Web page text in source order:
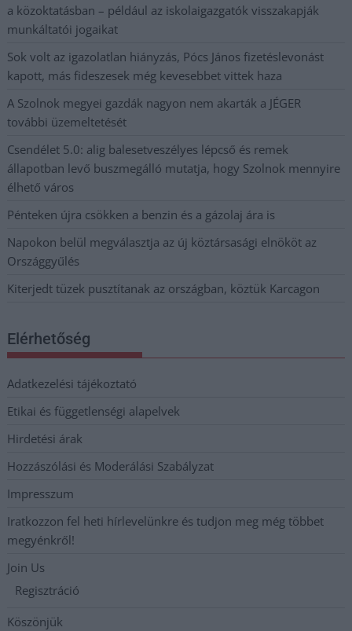
a közoktatásban – például az iskolaigazgatók visszakapják
munkáltatói jogaikat
Sok volt az igazolatlan hiányzás, Pócs János fizetéslevonást
kapott, más fideszesek még kevesebbet vittek haza
A Szolnok megyei gazdák nagyon nem akarták a JÉGER
további üzemeltetését
Csendélet 5.0: alig balesetveszélyes lépcső és remek
állapotban levő buszmegálló mutatja, hogy Szolnok mennyire
élhető város
Pénteken újra csökken a benzin és a gázolaj ára is
Napokon belül megválasztja az új köztársasági elnököt az
Országgyűlés
Kiterjedt tüzek pusztítanak az országban, köztük Karcagon
Elérhetőség
Adatkezelési tájékoztató
Etikai és függetlenségi alapelvek
Hirdetési árak
Hozzászólási és Moderálási Szabályzat
Impresszum
Iratkozzon fel heti hírlevelünkre és tudjon meg még többet
megyénkről!
Join Us
Regisztráció
Köszönjük